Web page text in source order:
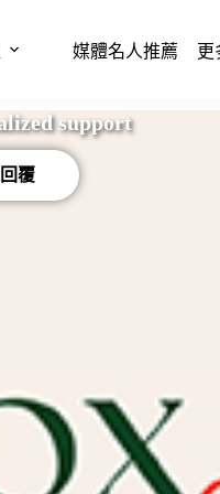
媒體名人推薦 更
support
覆